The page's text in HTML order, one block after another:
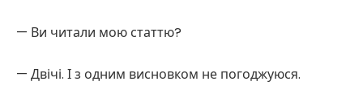
— Ви читали мою статтю?
— Двічі. І з одним висновком не погоджуюся.